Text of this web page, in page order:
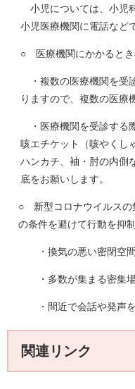
小児については、小児
小児医療機関に電話など
○ 医療機関にかかるとき
・複数の医療機関を受
りますので、複数の医療
・医療機関を受診する
咳エチケット（咳やくし
ハンカチ、袖・肘の内側
底をお願いします。
○ 新型コロナウイルスの
の条件を避けて行動を抑
・換気の悪い密閉空間
・多数が集まる密集
・間近で会話や発声を
関連リンク